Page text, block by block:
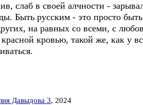
слаб в своей алчности -
Быть русским - это просто
на равных со всеми, с
красной кровью, такой же, как у
Давыдова 3, 2024